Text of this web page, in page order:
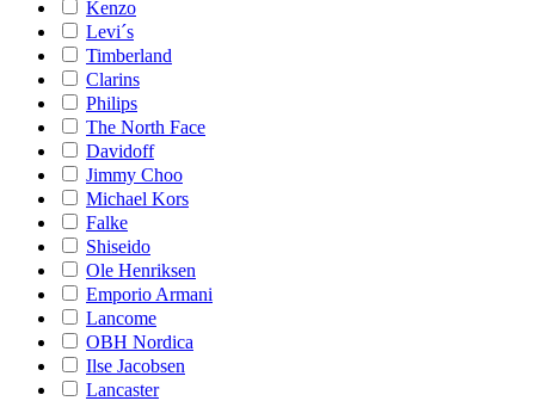
Kenzo
Levi´s
Timberland
Clarins
Philips
The North Face
Davidoff
Jimmy Choo
Michael Kors
Falke
Shiseido
Ole Henriksen
Emporio Armani
Lancome
OBH Nordica
Ilse Jacobsen
Lancaster